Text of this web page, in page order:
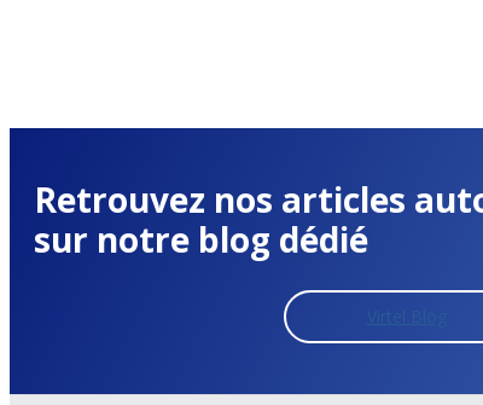
Retrouvez nos articles
sur notre blog dédié
Virtel Blog